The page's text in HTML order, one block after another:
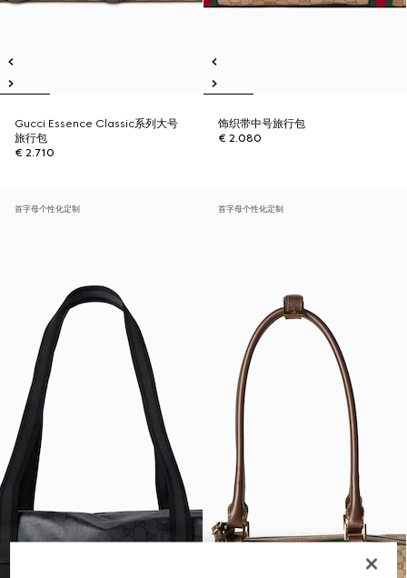
Gucci Essence Classic系列大号
旅行包
€ 2.710
饰织带中号旅行包
€ 2.080
首字母个性化定制 首字母个性化定制